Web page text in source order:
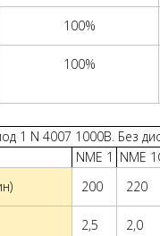
100%
100%
1 N 4007 1000В. Без
NME 1 NME
200 220
2,5 2,0